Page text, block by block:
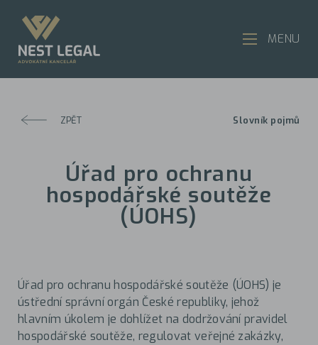
ZPĚT Slovník pojmů
Úřad pro ochranu
hospodářské soutěže
(ÚOHS)
Úřad pro ochranu hospodářské soutěže (ÚOHS) je
ústřední správní orgán České republiky, jehož
hlavním úkolem je dohlížet na dodržování pravidel
hospodářské soutěže, regulovat veřejné zakázky,
MENU